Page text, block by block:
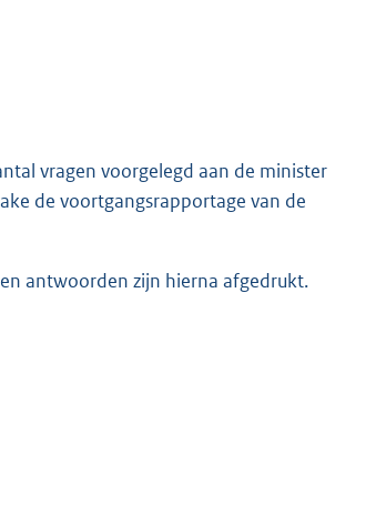
vragen voorgelegd aan de minister
de voortgangsrapportage van de
antwoorden zijn hierna afgedrukt.